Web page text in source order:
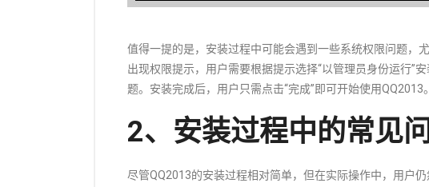
值得一提的是，安装过程中可能会遇到一些系统权限问题，
出现权限提示，用户需要根据提示选择“以管理员身份运行”
题。安装完成后，用户只需点击“完成”即可开始使用QQ2013。
2、安装过程中的常见
尽管QQ2013的安装过程相对简单，但在实际操作中，用户